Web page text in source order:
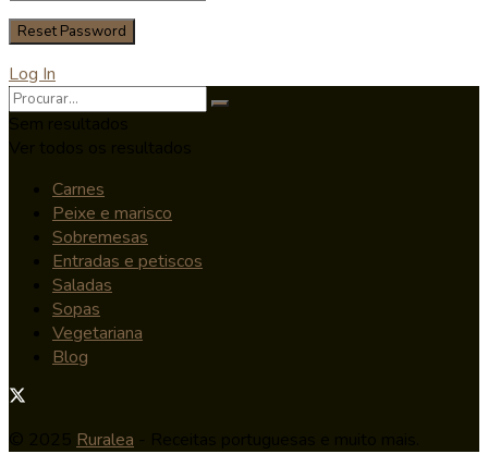
Log In
Carnes
Peixe e marisco
Sobremesas
Entradas e petiscos
Saladas
Sopas
Vegetariana
Blog
Ruralea